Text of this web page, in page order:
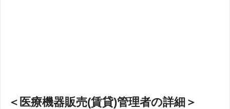
＜医療機器販売(賃貸)管理者の詳細＞